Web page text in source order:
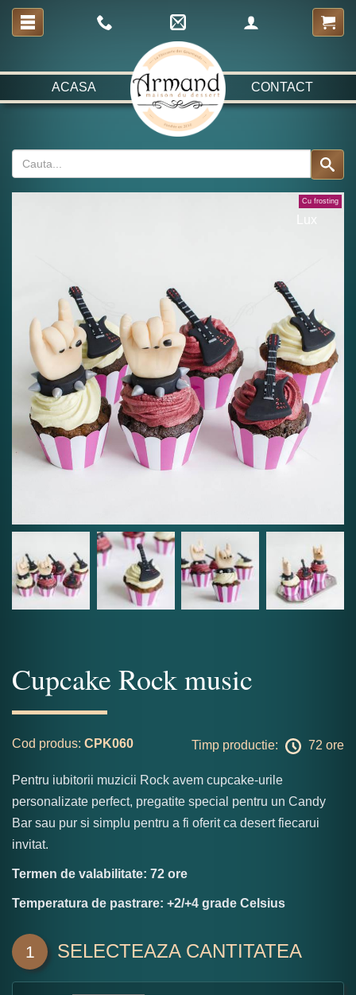
ACASA CONTACT
Cu frosting
Lux
Cupcake Rock music
Cod produs: CPK060 Timp productie: 72 ore
Pentru iubitorii muzicii Rock avem cupcake-urile
personalizate perfect, pregatite special pentru un Candy
Bar sau pur si simplu pentru a fi oferit ca desert fiecarui
invitat.
Termen de valabilitate: 72 ore
Temperatura de pastrare: +2/+4 grade Celsius
1 SELECTEAZA CANTITATEA